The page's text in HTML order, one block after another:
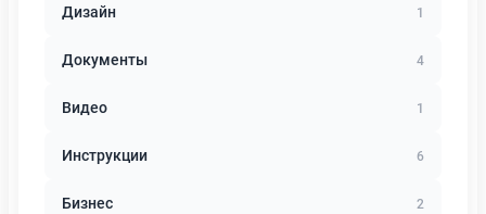
Дизайн 1
Документы 4
Видео 1
Инструкции 6
Бизнес 2